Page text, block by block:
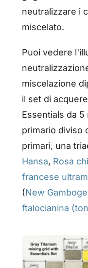
neutralizzare i
miscelato.
Puoi vedere
miscelazione
il set di
Essentials da 5
primario diviso
primari, una
Hansa, Rosa
francese
(New Gamboge
ftalocianina